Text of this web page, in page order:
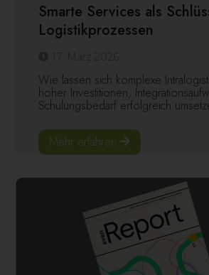
Smarte Services als
Logistikprozessen
Wie lassen sich komplexe
hoher Investitionen,
Schulungsbedarf erfolgreich
Mehr erfahren